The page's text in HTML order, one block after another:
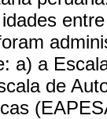
a) a
de